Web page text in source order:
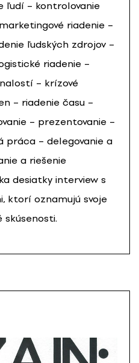
ľudí – kontrolovanie
riadenie –
ľudských zdrojov –
riadenie –
– krízové
– riadenie času –
– prezentovanie –
práca – delegovanie a
a riešenie
desiatky interview s
ktorí oznamujú svoje